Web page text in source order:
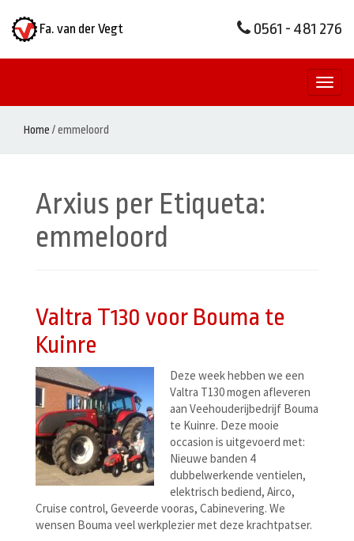
Fa. van der Vegt 0561 - 481 276
Home /emmeloord
Arxius per Etiqueta:
emmeloord
Valtra T130 voor Bouma te
Kuinre
Deze week hebben we een
Valtra T130 mogen afleveren
aan Veehouderijbedrijf Bouma
te Kuinre. Deze mooie
occasion is uitgevoerd met:
Nieuwe banden 4
dubbelwerkende ventielen,
elektrisch bediend, Airco,
Cruise control, Geveerde vooras, Cabinevering. We
wensen Bouma veel werkplezier met deze krachtpatser.